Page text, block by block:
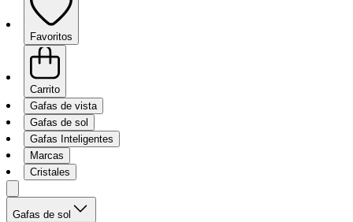
Favoritos
Carrito
Gafas de vista
Gafas de sol
Gafas Inteligentes
Marcas
Cristales
Gafas de sol